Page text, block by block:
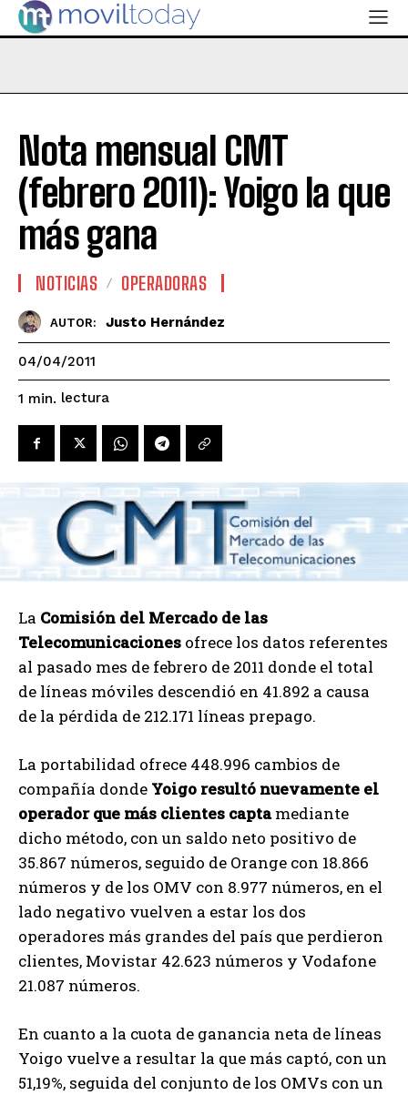
Nota mensual CMT
(febrero 2011): Yoigo la que
más gana
NOTICIAS OPERADORAS
AUTOR: Justo Hernández
04/04/2011
1 min. lectura
La Comisión del Mercado de las
Telecomunicaciones ofrece los datos referentes
al pasado mes de febrero de 2011 donde el total
de líneas móviles descendió en 41.892 a causa
de la pérdida de 212.171 líneas prepago.
La portabilidad ofrece 448.996 cambios de
compañía donde Yoigo resultó nuevamente el
operador que más clientes captamediante
dicho método, con un saldo neto positivo de
35.867 números, seguido de Orange con 18.866
números y de los OMV con 8.977 números, en el
lado negativo vuelven a estar los dos
operadores más grandes del país que perdieron
clientes, Movistar 42.623 números y Vodafone
21.087 números.
En cuanto a la cuota de ganancia neta de líneas
Yoigo vuelve a resultar la que más captó, con un
51,19%, seguida del conjunto de los OMVs con un